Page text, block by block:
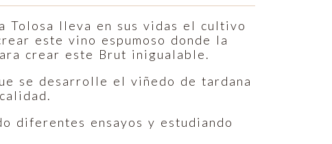
Tolosa lleva en sus vidas el cultivo
este vino espumoso donde la
crear este Brut inigualable.
se desarrolle el viñedo de tardana
diferentes ensayos y estudiando